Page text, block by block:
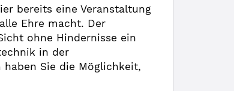
bereits eine Veranstaltung
Ehre macht. Der
ohne Hindernisse ein
in der
haben Sie die Möglichkeit,